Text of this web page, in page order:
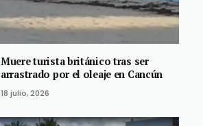
Muere turista británico tras ser
arrastrado por el oleaje en Cancún
18 julio, 2026